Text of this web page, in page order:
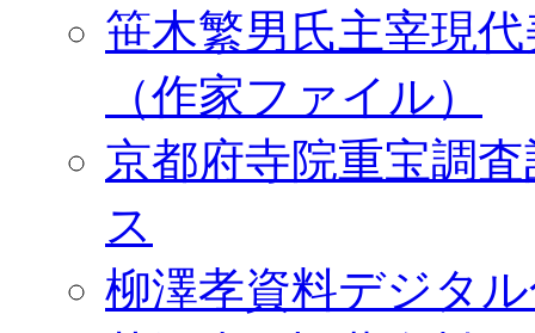
笹木繁男氏主宰現
（作家ファイル）
京都府寺院重宝調
ス
柳澤孝資料デジタ